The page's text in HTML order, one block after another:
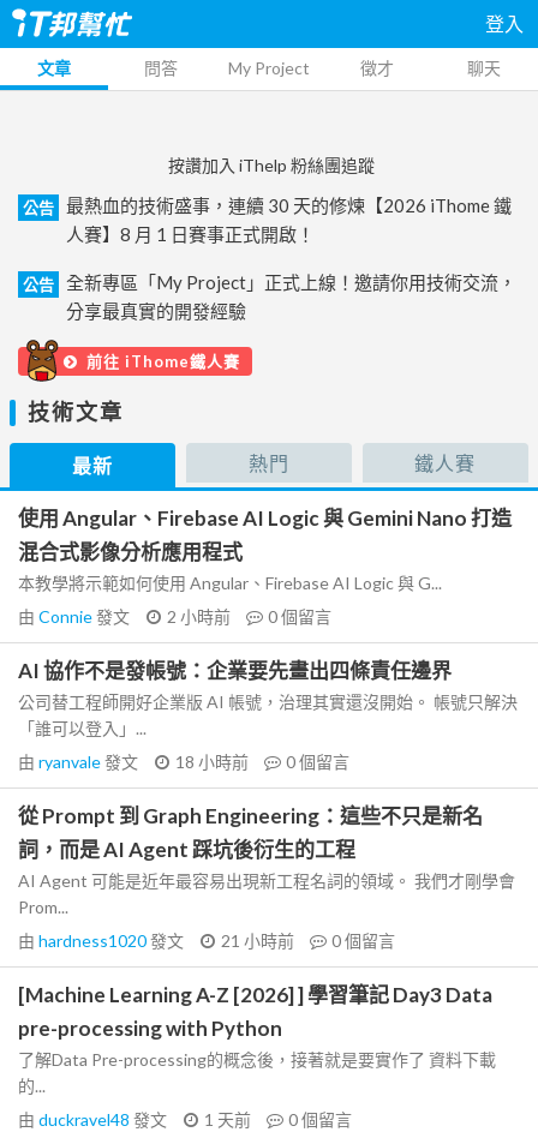
登入
文章 問答 My Project 徵才 聊天
按讚加入 iThelp 粉絲團追蹤
公告
最熱血的技術盛事，連續 30 天的修煉【2026 iThome 鐵
人賽】8 月 1 日賽事正式開啟！
公告
全新專區「My Project」正式上線！邀請你用技術交流，
分享最真實的開發經驗
前往 iThome鐵人賽
技術文章
最新 熱門 鐵人賽
使用 Angular、Firebase AI Logic 與 Gemini Nano 打造
混合式影像分析應用程式
本教學將示範如何使用 Angular、Firebase AI Logic 與 G...
由 Connie發文 2 小時前 0個留言
AI 協作不是發帳號：企業要先畫出四條責任邊界
公司替工程師開好企業版 AI 帳號，治理其實還沒開始。 帳號只解決
「誰可以登入」...
由 ryanvale發文 18 小時前 0個留言
從 Prompt 到 Graph Engineering：這些不只是新名
詞，而是 AI Agent 踩坑後衍生的工程
AI Agent 可能是近年最容易出現新工程名詞的領域。 我們才剛學會
Prom...
由 hardness1020發文 21 小時前 0個留言
[Machine Learning A-Z [2026] ] 學習筆記 Day3 Data
pre-processing with Python
了解Data Pre-processing的概念後，接著就是要實作了 資料下載
的...
由 duckravel48 發文 1 天前 0個留言